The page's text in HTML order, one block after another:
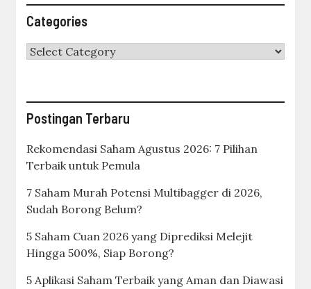
Categories
Categories
Postingan Terbaru
Rekomendasi Saham Agustus 2026: 7 Pilihan
Terbaik untuk Pemula
7 Saham Murah Potensi Multibagger di 2026,
Sudah Borong Belum?
5 Saham Cuan 2026 yang Diprediksi Melejit
Hingga 500%, Siap Borong?
5 Aplikasi Saham Terbaik yang Aman dan Diawasi